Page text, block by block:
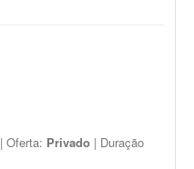
| Oferta: Privado | Duração